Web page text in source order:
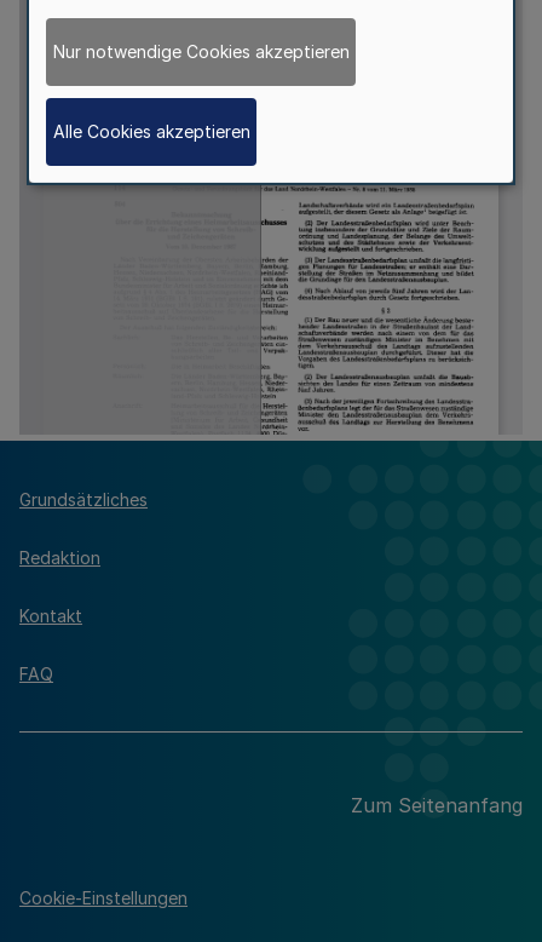
Grundsätzliches
Redaktion
Kontakt
FAQ
Zum Seitenanfang
Cookie-Einstellungen
Nur notwendige Cookies akzeptieren
Alle Cookies akzeptieren